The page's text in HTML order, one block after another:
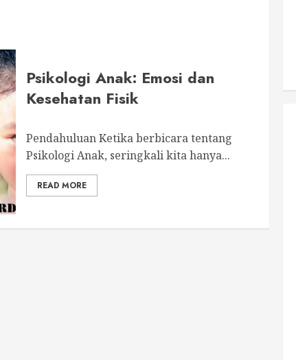
Psikologi Anak: Emosi dan
Kesehatan Fisik
Pendahuluan Ketika berbicara tentang
Psikologi Anak, seringkali kita hanya...
READ MORE